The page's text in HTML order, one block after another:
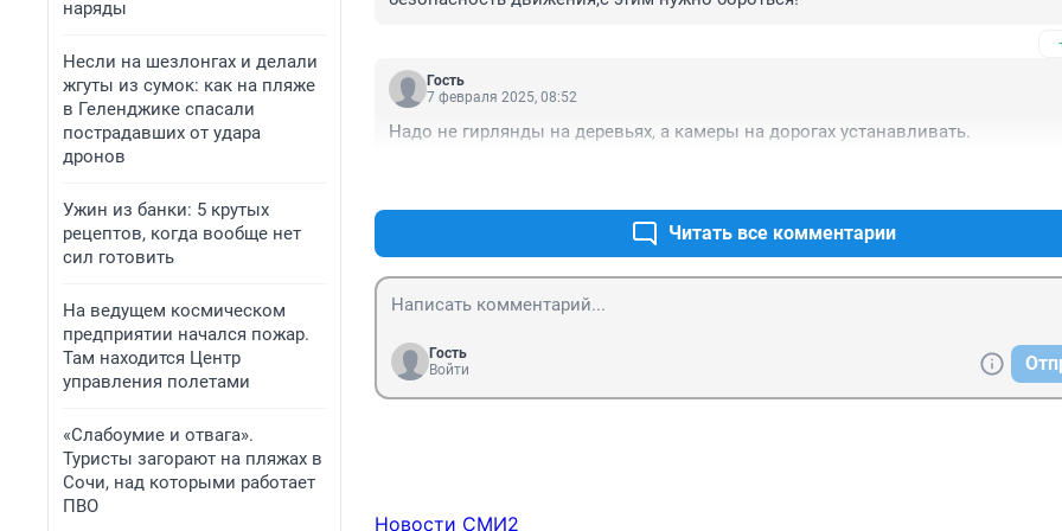
наряды
Несли на шезлонгах и делали
жгуты из сумок: как на пляже
в Геленджике спасали
пострадавших от удара
дронов
Ужин из банки: 5 крутых
рецептов, когда вообще нет
сил готовить
На ведущем космическом
предприятии начался пожар.
Там находится Центр
управления полетами
«Слабоумие и отвага».
Туристы загорают на пляжах в
Сочи, над которыми работает
ПВО
Гость
7 февраля 2025, 08:52
Надо не гирлянды на деревьях, а камеры на дорогах устанавливать.
Читать все комментарии
Гость
Войти
Новости СМИ2